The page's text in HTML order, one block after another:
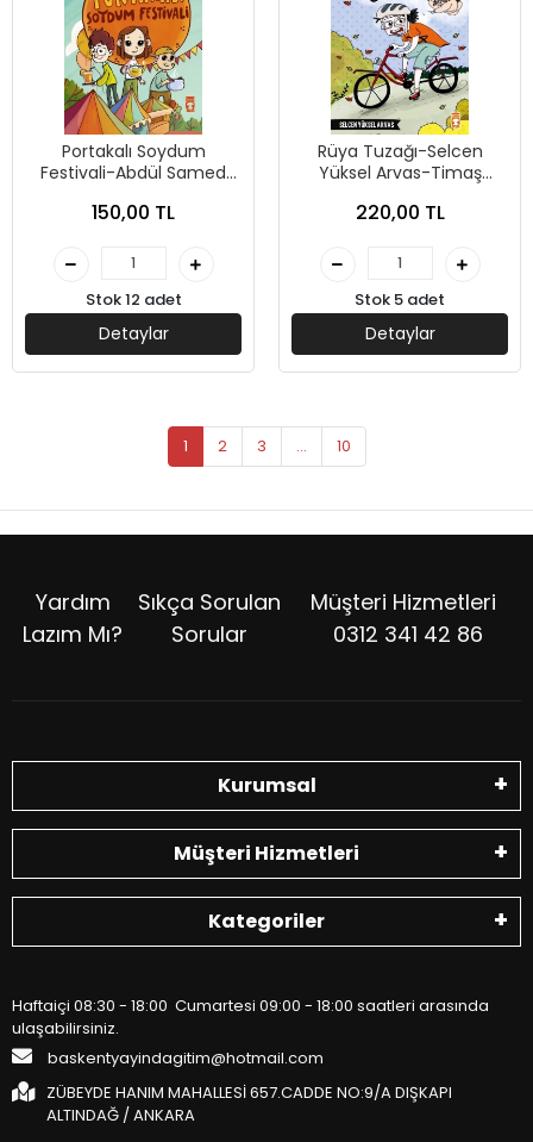
Portakalı Soydum
Festivali-Abdül Samed
150,00 TL
Stok 12 adet
Detaylar
Rüya Tuzağı-Selcen
Yüksel Arvas-Timaş
220,00 TL
Stok 5 adet
Detaylar
1 2 3 ... 10
Yardım
Lazım Mı?
Sıkça Sorulan
Sorular
Müşteri Hizmetleri
0312 341 42 86
Kurumsal
Müşteri Hizmetleri
Kategoriler
Haftaiçi 08:30 - 18:00 Cumartesi 09:00 - 18:00 saatleri arasında
ulaşabilirsiniz.
baskentyayindagitim@hotmail.com
ZÜBEYDE HANIM MAHALLESİ 657.CADDE NO:9/A DIŞKAPI
ALTINDAĞ / ANKARA